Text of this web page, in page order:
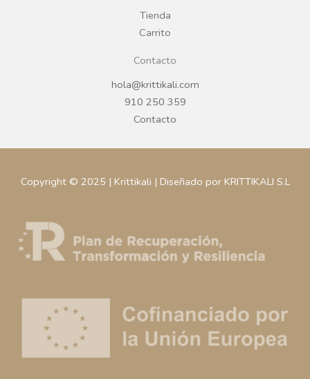
Tienda
Carrito
Contacto
hola@krittikali.com
910 250 359
Contacto
Copyright © 2025 | Krittikali | Diseñado por KRITTIKALI S.L